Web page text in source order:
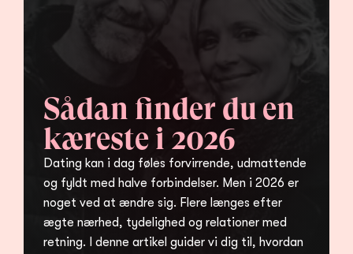
Sådan finder du en
kæreste i 2026
Dating kan i dag føles forvirrende, udmattende
og fyldt med halve forbindelser. Men i 2026 er
noget ved at ændre sig. Flere længes efter
ægte nærhed, tydelighed og relationer med
retning. I denne artikel guider vi dig til, hvordan